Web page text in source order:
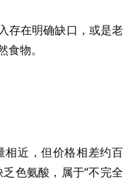
存在明确缺口，或是老
物。
近，但价格相差约百
色氨酸，属于“不完全